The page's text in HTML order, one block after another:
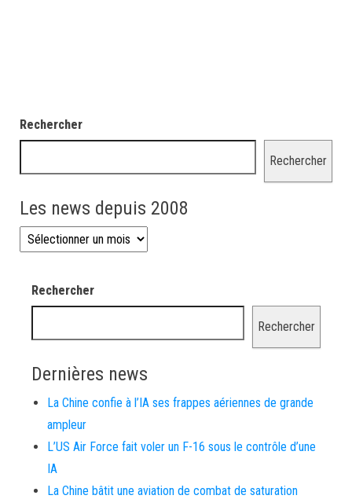
Rechercher
Rechercher
Les news depuis 2008
Les news depuis 2008
Rechercher
Rechercher
Dernières news
La Chine confie à l’IA ses frappes aériennes de grande
ampleur
L’US Air Force fait voler un F-16 sous le contrôle d’une
IA
La Chine bâtit une aviation de combat de saturation